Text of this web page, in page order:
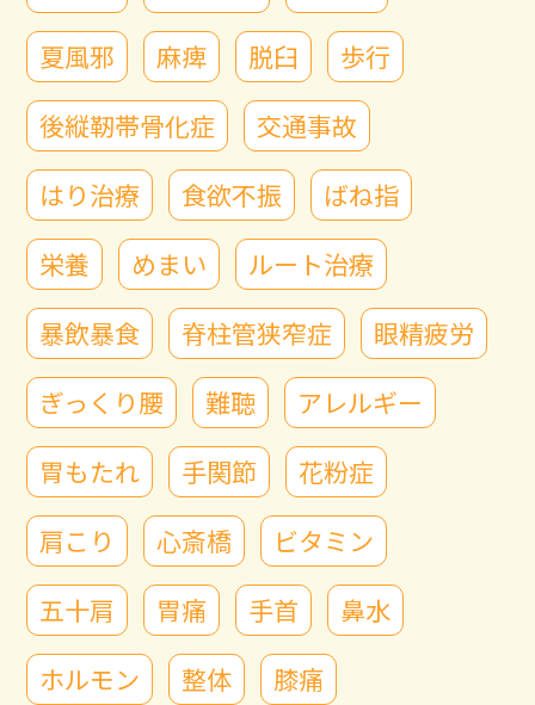
夏風邪
麻痺 脱臼
歩行
後縦靭帯骨化症
交通事故
はり治療
食欲不振
ばね指
栄養
めまい
ルート治療
暴飲暴食
脊柱管狭窄症
眼精疲労
ぎっくり腰
難聴
アレルギー
胃もたれ
手関節
花粉症
肩こり
心斎橋
ビタミン
五十肩
胃痛 手首
鼻水
ホルモン
整体
膝痛